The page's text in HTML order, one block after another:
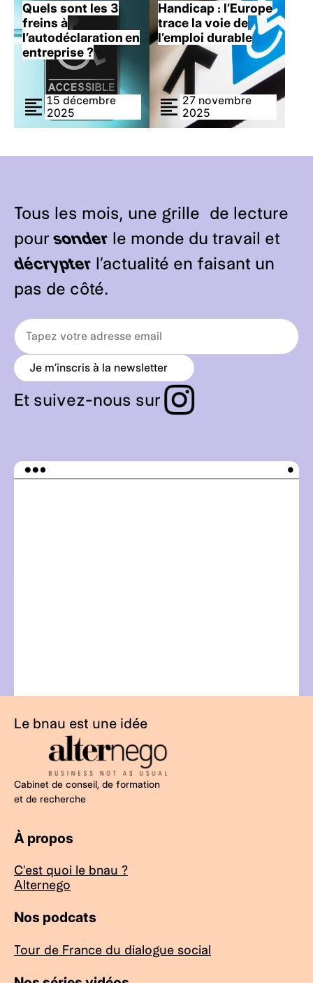
Quels sont les 3
freins à
l’autodéclaration en
entreprise ?
15 décembre
2025
Handicap : l’Europe
trace la voie de
l’emploi durable
27 novembre
2025
Tous les mois, une grille de lecture
pour sonder le monde du travail et
décrypter l’actualité en faisant un
pas de côté.
Je m’inscris à la newsletter
r
r
o
w
h
Et suivez-nous sur
Le bnau est une idée
Cabinet de conseil, de formation
et de recherche
À propos
C’est quoi le bnau ?
Alternego
Nos podcats
Tour de France du dialogue social